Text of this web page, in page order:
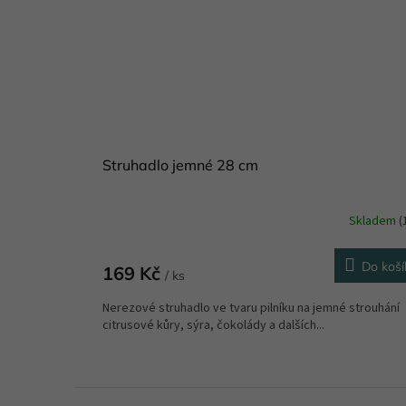
Struhadlo jemné 28 cm
Skladem
169 Kč / ks
Do
Nerezové struhadlo ve tvaru pilníku na jemné strouhání
citrusové kůry, sýra, čokolády a dalších...